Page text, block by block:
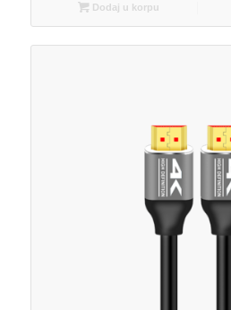
Dodaj u korpu